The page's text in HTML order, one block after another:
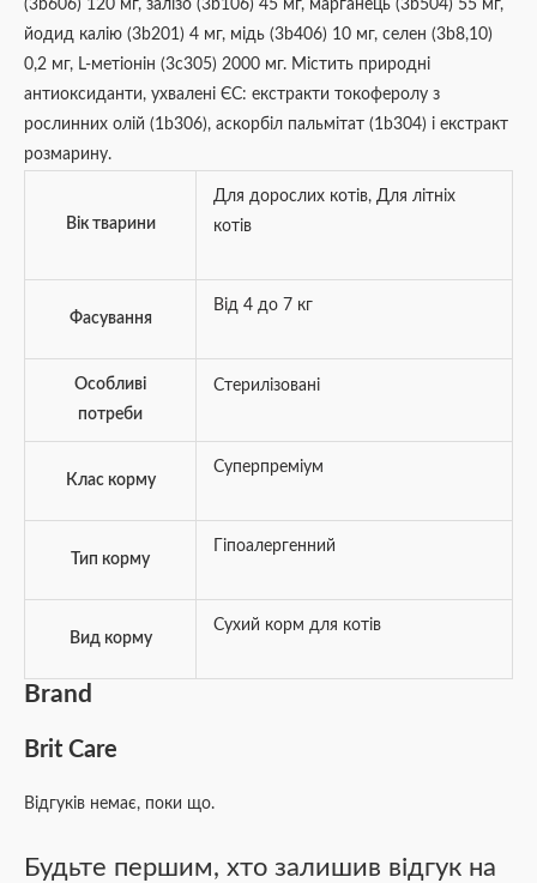
(3b606) 120 мг, залізо (3b106) 45 мг, марганець (3b504) 55 мг,
йодид калію (3b201) 4 мг, мідь (3b406) 10 мг, селен (3b8,10)
0,2 мг, L-метіонін (3c305) 2000 мг. Містить природні
антиоксиданти, ухвалені ЄС: екстракти токоферолу з
рослинних олій (1b306), аскорбіл пальмітат (1b304) і екстракт
розмарину.
Вік тварини
Для дорослих котів, Для літніх
котів
Фасування
Від 4 до 7 кг
Особливі
потреби
Стерилізовані
Клас корму
Суперпреміум
Тип корму
Гіпоалергенний
Вид корму
Сухий корм для котів
Brand
Brit Care
Відгуків немає, поки що.
Будьте першим, хто залишив відгук на